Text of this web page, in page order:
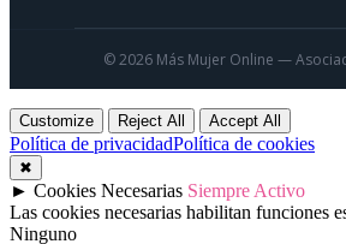
© 2026 Más Mujer Online —
Customize Reject All Accept All
Política de privacidadPolítica de cookies
✖
► Cookies Necesarias Siempre Activo
Las cookies necesarias habilitan funciones
Ninguno